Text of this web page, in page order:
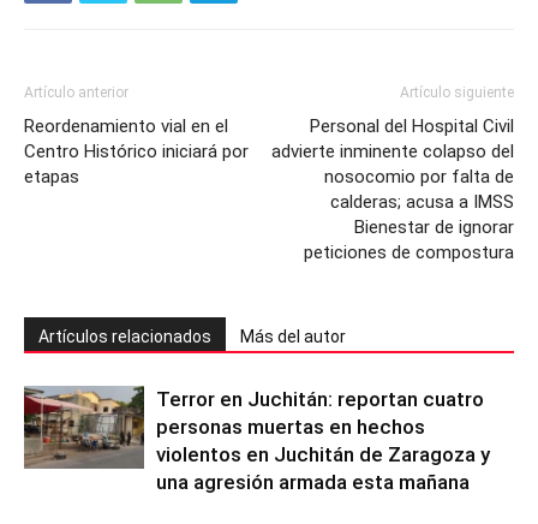
Artículo anterior
Reordenamiento vial en el
Centro Histórico iniciará por
etapas
Artículo siguiente
Personal del Hospital Civil
advierte inminente colapso del
nosocomio por falta de
calderas; acusa a IMSS
Bienestar de ignorar
peticiones de compostura
Artículos relacionados Más del autor
Terror en Juchitán: reportan cuatro
personas muertas en hechos
violentos en Juchitán de Zaragoza y
una agresión armada esta mañana